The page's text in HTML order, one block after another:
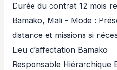
Durée du contrat 12 mois
Bamako, Mali – Mode :
distance et missions si
Lieu d’affectation Bamako
Responsable Hiérarchique